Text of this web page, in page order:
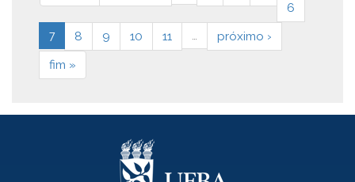
6
7 8 9 10 11
próximo ›
fim »